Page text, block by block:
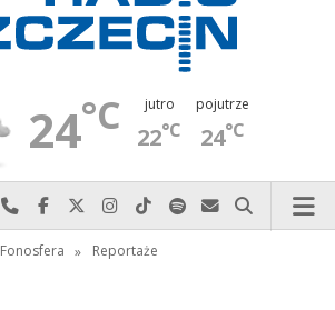
24°C jutro
22°C
pojutrze
24°C
Najlepiej po prostu do nas zadzwoń
Odwiedź nas na Facebook-u
Odwiedź nas na X
Odwiedź nas na Instagram-ie
Odwiedź nas na TikTok-u
Szukaj nas na Spotify
Wyślij do nas
Szukaj
Fonosfera » Reportaże